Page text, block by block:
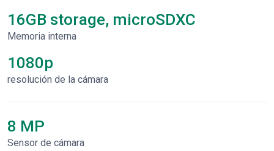
16GB storage, microSDXC
Memoria interna
1080p
resolución de la cámara
8 MP
Sensor de cámara